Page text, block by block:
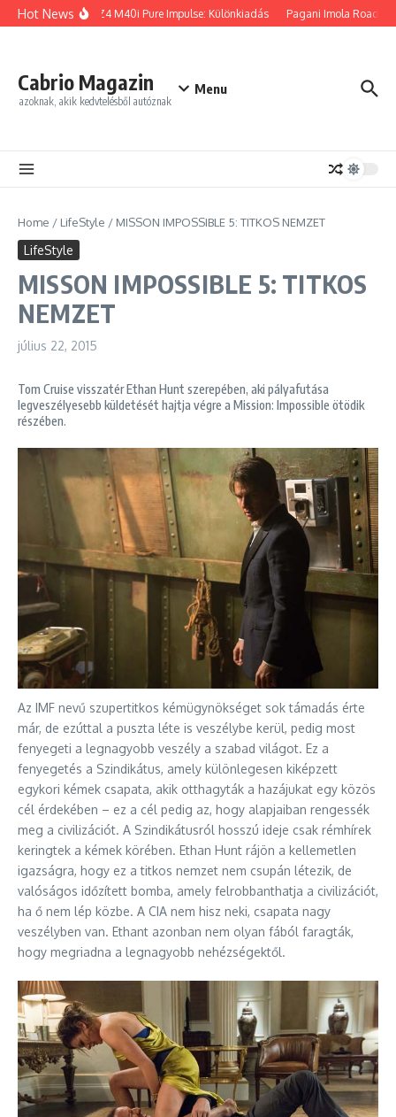
Ugrás a tartalomhoz
Hot NewsBMW Z4 M40i Pure Impulse: Különkiadás Pagani Imola
Cabrio Magazin
azoknak, akik kedvtelésből autóznak
Menu
Home / LifeStyle / MISSON IMPOSSIBLE 5: TITKOS NEMZET
LifeStyle
MISSON IMPOSSIBLE 5: TITKOS
NEMZET
július 22, 2015
Tom Cruise visszatér Ethan Hunt szerepében, aki pályafutása
legveszélyesebb küldetését hajtja végre a Mission: Impossible ötödik
részében.
Az IMF nevű szupertitkos kémügynökséget sok támadás érte
már, de ezúttal a puszta léte is veszélybe kerül, pedig most
fenyegeti a legnagyobb veszély a szabad világot. Ez a
fenyegetés a Szindikátus, amely különlegesen kiképzett
egykori kémek csapata, akik otthagyták a hazájukat egy közös
cél érdekében – ez a cél pedig az, hogy alapjaiban rengessék
meg a civilizációt. A Szindikátusról hosszú ideje csak rémhírek
keringtek a kémek körében. Ethan Hunt rájön a kellemetlen
igazságra, hogy ez a titkos nemzet nem csupán létezik, de
valóságos időzített bomba, amely felrobbanthatja a civilizációt,
ha ő nem lép közbe. A CIA nem hisz neki, csapata nagy
veszélyben van. Ethant azonban nem olyan fából faragták,
hogy megriadna a legnagyobb nehézségektől.